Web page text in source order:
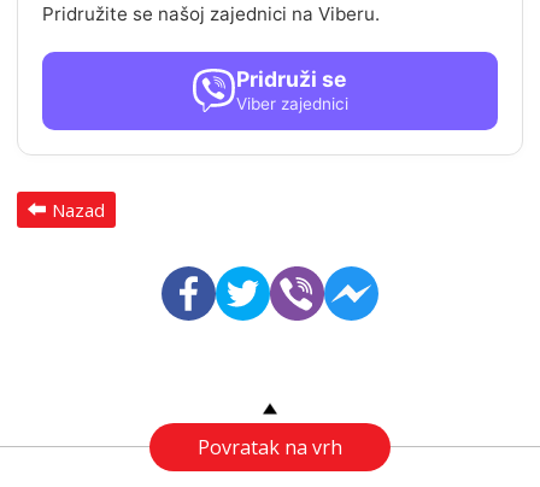
Pridružite se našoj zajednici na Viberu.
Pridruži se
Viber zajednici
Nazad
Povratak na vrh